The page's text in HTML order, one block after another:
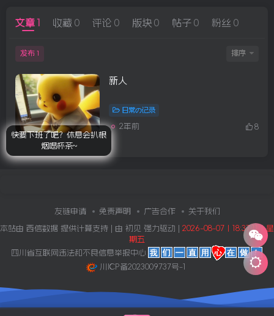
文章1 收藏 0 评论 0 版块 0 帖子 0 粉丝 0
发布 1 排序
新人
日常の记录
2年前 8
友链申请 免责声明 广告合作 关于我们
本站由 西信数据 提供计算支持 | 由 初见 强力驱动 | 2026-08-07丨18:37:11丨星
期五
四川省互联网违法和不良信息举报中心
川ICP备2023009737号-1
快要下班了吧？休息会扒根
烟喝杯茶~